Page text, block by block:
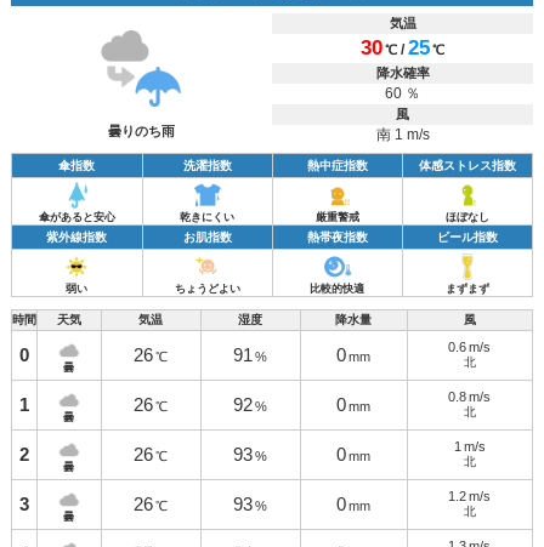
曇りのち雨
気温
30℃ /25℃
降水確率
60 ％
風
南 1 m/s
傘指数 洗濯指数 熱中症指数 体感ストレス指数
傘があると安心 乾きにくい 厳重警戒 ほぼなし
紫外線指数 お肌指数 熱帯夜指数 ビール指数
弱い ちょうどよい 比較的快適 まずまず
時間 天気 気温 湿度 降水量 風
0
曇
26 ℃ 91 % 0 mm
0.6 m/s
北
1
曇
26 ℃ 92 % 0 mm
0.8 m/s
北
2
曇
26 ℃ 93 % 0 mm
1 m/s
北
3
曇
26 ℃ 93 % 0 mm
1.2 m/s
北